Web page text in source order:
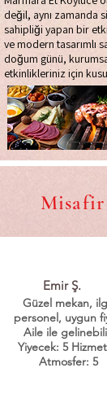
değil, aynı zamanda
sahipliği yapan bir
ve modern tasarımlı
doğum günü,
etkinlikleriniz için
Misafir
Emir Ş.
Güzel mekan,
personel, uygun
Aile ile
Yiyecek: 5
Atmosfer: 5